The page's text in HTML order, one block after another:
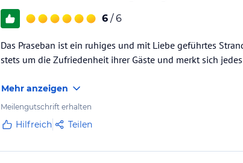
6 / 6
Das Praseban ist ein ruhiges und mit Liebe geführtes
stets um die Zufriedenheit ihrer Gäste und merkt sich
Mehr anzeigen
Meilengutschrift erhalten
Hilfreich Teilen